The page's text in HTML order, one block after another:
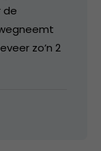
de
zo’n 2